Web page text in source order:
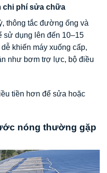
chi phí sửa chữa
thông tắc đường ống và
sử dụng lên đến 10–15
khiến máy xuống cấp,
như bơm trợ lực, bộ điều
tiền hơn để sửa hoặc
nóng thường gặp